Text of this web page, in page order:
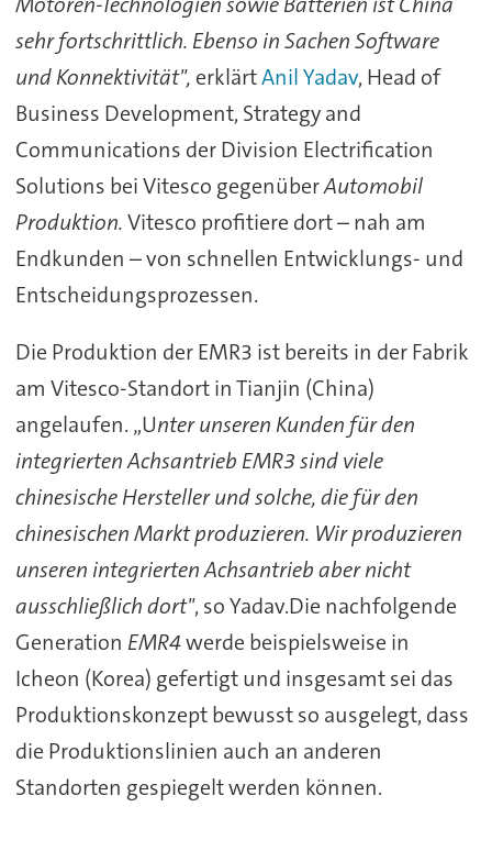
sehr fortschrittlich. Ebenso in Sachen Software
und Konnektivität", erklärtAnil Yadav, Head of
Business Development, Strategy and
Communications der Division Electrification
Solutions bei Vitesco gegenüberAutomobil
Produktion.Vitesco profitiere dort – nah am
Endkunden – von schnellen Entwicklungs- und
Entscheidungsprozessen.
Die Produktion der EMR3 ist bereits in der Fabrik
am Vitesco-Standort in Tianjin (China)
angelaufen. „Unter unseren Kunden für den
integrierten Achsantrieb EMR3 sind viele
chinesische Hersteller und solche, die für den
chinesischen Markt produzieren. Wir produzieren
unseren integrierten Achsantrieb aber nicht
ausschließlich dort", so Yadav.Die nachfolgende
Generation EMR4werde beispielsweise in
Icheon (Korea) gefertigt und insgesamt sei das
Produktionskonzept bewusst so ausgelegt, dass
die Produktionslinien auch an anderen
Standorten gespiegelt werden können.